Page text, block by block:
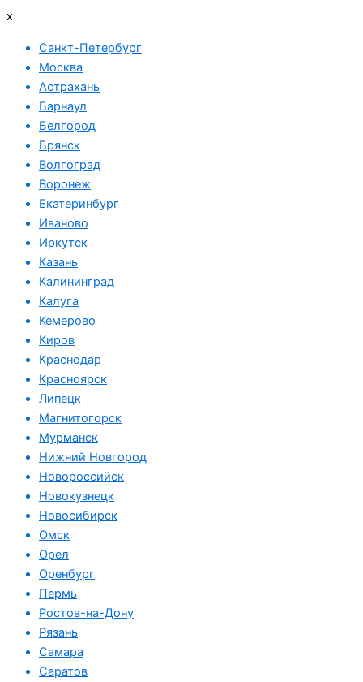
x
Санкт-Петербург
Москва
Астрахань
Барнаул
Белгород
Брянск
Волгоград
Воронеж
Екатеринбург
Иваново
Иркутск
Казань
Калининград
Калуга
Кемерово
Киров
Краснодар
Красноярск
Липецк
Магнитогорск
Мурманск
Нижний Новгород
Новороссийск
Новокузнецк
Новосибирск
Омск
Орел
Оренбург
Пермь
Ростов-на-Дону
Рязань
Самара
Саратов